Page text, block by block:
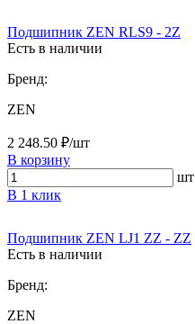
Подшипник ZEN RLS9 - 2Z
Есть в наличии
Бренд:
ZEN
2 248.50 ₽/шт
В корзину
шт
В 1 клик
Подшипник ZEN LJ1 ZZ - ZZ
Есть в наличии
Бренд:
ZEN